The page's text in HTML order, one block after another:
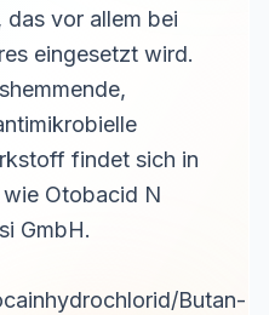
das vor allem bei
eingesetzt wird.
findet sich in
Otobacid N
GmbH.
Butan-